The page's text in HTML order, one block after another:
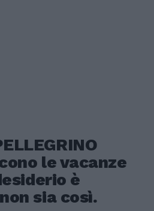
le vacanze
è
sia così.